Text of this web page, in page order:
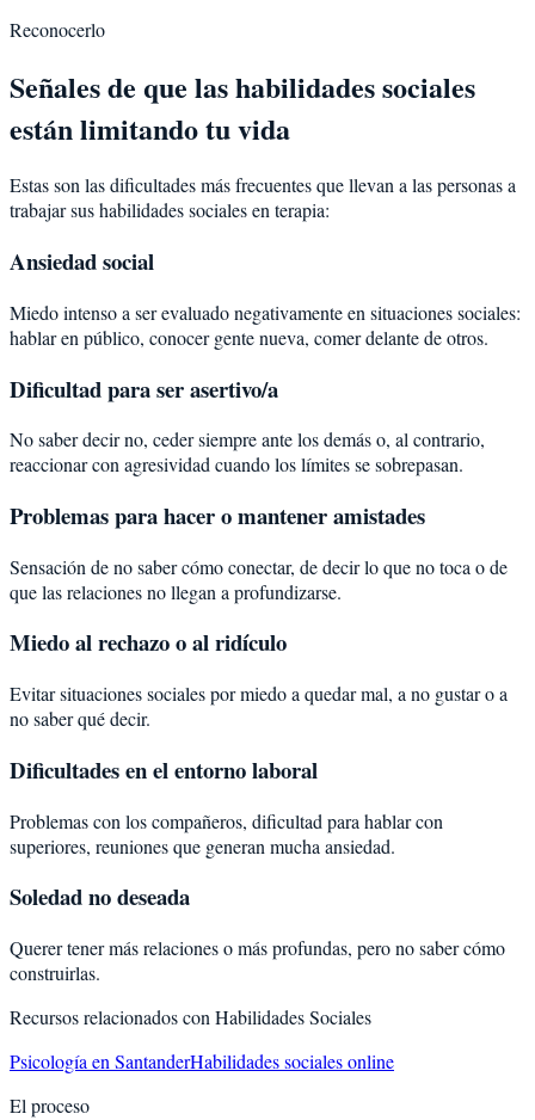
Reconocerlo
Señales de que las habilidades sociales
están limitando tu vida
Estas son las dificultades más frecuentes que llevan a las personas a
trabajar sus habilidades sociales en terapia:
Ansiedad social
Miedo intenso a ser evaluado negativamente en situaciones sociales:
hablar en público, conocer gente nueva, comer delante de otros.
Dificultad para ser asertivo/a
No saber decir no, ceder siempre ante los demás o, al contrario,
reaccionar con agresividad cuando los límites se sobrepasan.
Problemas para hacer o mantener amistades
Sensación de no saber cómo conectar, de decir lo que no toca o de
que las relaciones no llegan a profundizarse.
Miedo al rechazo o al ridículo
Evitar situaciones sociales por miedo a quedar mal, a no gustar o a
no saber qué decir.
Dificultades en el entorno laboral
Problemas con los compañeros, dificultad para hablar con
superiores, reuniones que generan mucha ansiedad.
Soledad no deseada
Querer tener más relaciones o más profundas, pero no saber cómo
construirlas.
Recursos relacionados con Habilidades Sociales
Psicología en SantanderHabilidades sociales online
El proceso